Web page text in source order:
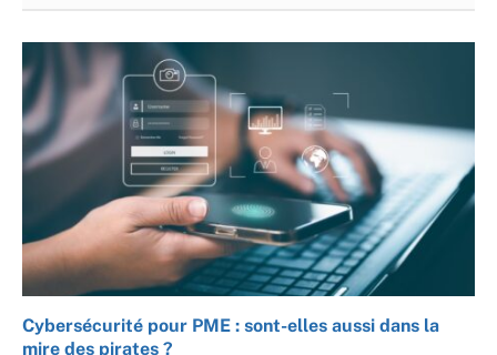
Cybersécurité pour PME : sont-elles aussi dans la
mire des pirates ?